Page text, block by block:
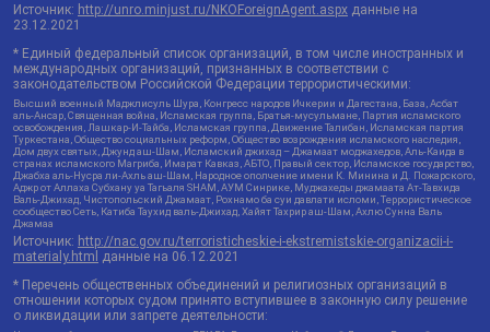
Источник: http://unro.minjust.ru/NKOForeignAgent.aspx данные на
23.12.2021
* Единый федеральный список организаций, в том числе иностранных и
международных организаций, признанных в соответствии с
законодательством Российской Федерации террористическими:
Высший военный Маджлисуль Шура, Конгресс народов Ичкерии и Дагестана, База, Асбат
аль-Ансар, Священная война, Исламская группа, Братья-мусульмане, Партия исламского
освобождения, Лашкар-И-Тайба, Исламская группа, Движение Талибан, Исламская партия
Туркестана, Общество социальных реформ, Общество возрождения исламского наследия,
Дом двух святых, Джунд аш-Шам, Исламский джихад – Джамаат моджахедов, Аль-Каида в
странах исламского Магриба, Имарат Кавказ, АБТО, Правый сектор, Исламское государство,
Джабха аль-Нусра ли-Ахль аш-Шам, Народное ополчение имени К. Минина и Д. Пожарского,
Аджр от Аллаха Субхану уа Тагьаля SHAM, АУМ Синрике, Муджахеды джамаата Ат-Тавхида
Валь-Джихад, Чистопольский Джамаат, Рохнамо ба суи давлати исломи, Террористическое
сообщество Сеть, Катиба Таухид валь-Джихад, Хайят Тахрир аш-Шам, Ахлю Сунна Валь
Джамаа
Источник: http://nac.gov.ru/terroristicheskie-i-ekstremistskie-organizacii-i-
materialy.html
данные на 06.12.2021
* Перечень общественных объединений и религиозных организаций в
отношении которых судом принято вступившее в законную силу решение
о ликвидации или запрете деятельности: